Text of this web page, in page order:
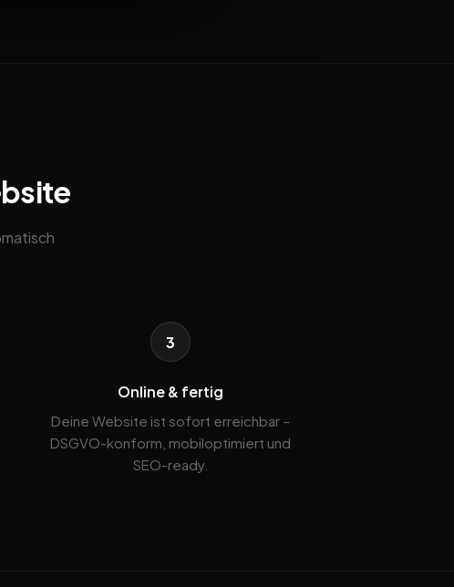
3
Online & fertig
Deine Website ist sofort erreichbar –
DSGVO-konform, mobiloptimiert und
SEO-ready.